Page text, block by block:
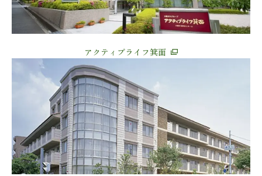
アクティブライフ箕面